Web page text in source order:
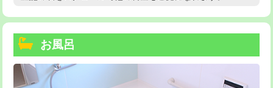
トーラー機使用/3mまで
追加トーラー機使用/3m超え
お風呂